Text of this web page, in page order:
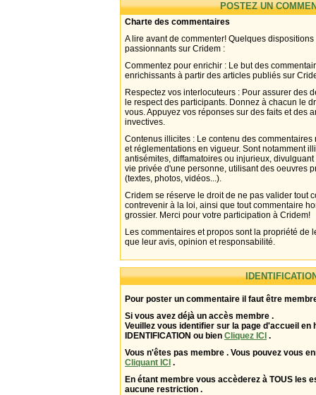
POSTEZ UN
Charte des commentaires
A lire avant de commenter! Quelques
passionnants sur Cridem :
Commentez pour enrichir : Le but des
enrichissants à partir des articles publiés sur
Respectez vos interlocuteurs : Pour assurer des
le respect des participants. Donnez à chacun le
vous. Appuyez vos réponses sur des faits et des
invectives.
Contenus illicites : Le contenu des
et réglementations en vigueur. Sont notamment
antisémites, diffamatoires ou injurieux,
vie privée d'une personne, utilisant des oeuvres
(textes, photos, vidéos...).
Cridem se réserve le droit de ne pas valider tout
contrevenir à la loi, ainsi que tout commentaire
grossier. Merci pour votre participation à Cridem!
Les commentaires et propos sont la propriété de
que leur avis, opinion et responsabilité.
Pour poster un commentaire il faut être
Si vous avez déjà un accès membre .
Veuillez vous identifier sur la page d'accueil en
IDENTIFICATION ou bien Cliquez ICI .
Vous n'êtes pas membre . Vous pouvez vous
Cliquant ICI .
En étant membre vous accèderez à TOUS les
aucune restriction .